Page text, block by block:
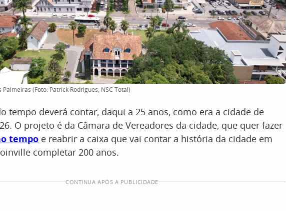
Palmeiras (Foto: Patrick Rodrigues, NSC Total)
tempo deverá contar, daqui a 25 anos, como era a cidade de
O projeto é da Câmara de Vereadores da cidade, que quer fazer
tempo e reabrir a caixa que vai contar a história da cidade em
completar 200 anos.
CONTINUA APÓS A PUBLICIDADE